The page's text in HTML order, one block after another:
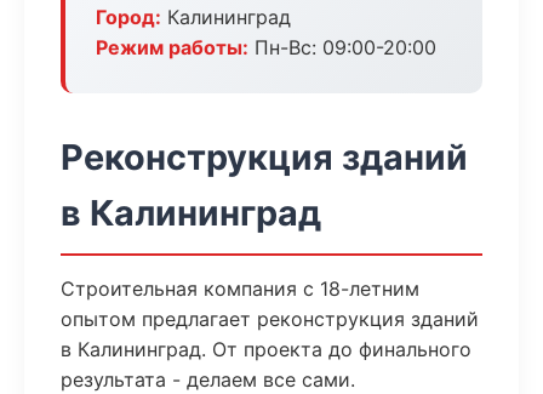
Город: Калининград
Режим работы: Пн-Вс: 09:00-20:00
Реконструкция зданий
в Калининград
Строительная компания с 18-летним
опытом предлагает реконструкция зданий
в Калининград. От проекта до финального
результата - делаем все сами.